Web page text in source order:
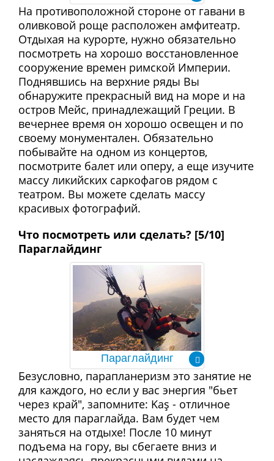
На противоположной стороне от гавани в
оливковой роще расположен амфитеатр.
Отдыхая на курорте, нужно обязательно
посмотреть на хорошо восстановленное
сооружение времен римской Империи.
Поднявшись на верхние ряды Вы
обнаружите прекрасный вид на море и на
остров Мейс, принадлежащий Греции. В
вечернее время он хорошо освещен и по
своему монументален. Обязательно
побывайте на одном из концертов,
посмотрите балет или оперу, а еще изучите
массу ликийских саркофагов рядом с
театром. Вы можете сделать массу
красивых фотографий.
Что посмотреть или сделать? [5/10]
Параглайдинг
Параглайдинг
Безусловно, парапланеризм это занятие не
для каждого, но если у вас энергия "бьет
через край", запомните: Kaş - отличное
место для параглайда. Вам будет чем
заняться на отдыхе! После 10 минут
подъема на гору, вы сбегаете вниз и